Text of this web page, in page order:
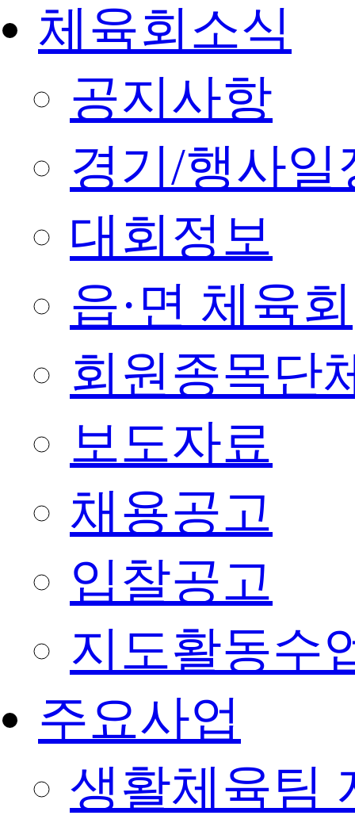
체육회소식
공지사항
경기/행사일
대회정보
읍·면 체육회
회원종목단
보도자료
채용공고
입찰공고
지도활동수
주요사업
생활체육팀